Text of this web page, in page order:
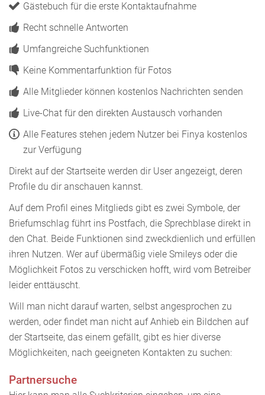
Gästebuch für die erste Kontaktaufnahme
Recht schnelle Antworten
Umfangreiche Suchfunktionen
Keine Kommentarfunktion für Fotos
Alle Mitglieder können kostenlos Nachrichten senden
Live-Chat für den direkten Austausch vorhanden
Alle Features stehen jedem Nutzer bei Finya kostenlos
zur Verfügung
Direkt auf der Startseite werden dir User angezeigt, deren
Profile du dir anschauen kannst.
Auf dem Profil eines Mitglieds gibt es zwei Symbole, der
Briefumschlag führt ins Postfach, die Sprechblase direkt in
den Chat. Beide Funktionen sind zweckdienlich und erfüllen
ihren Nutzen. Wer auf übermäßig viele Smileys oder die
Möglichkeit Fotos zu verschicken hofft, wird vom Betreiber
leider enttäuscht.
Will man nicht darauf warten, selbst angesprochen zu
werden, oder findet man nicht auf Anhieb ein Bildchen auf
der Startseite, das einem gefällt, gibt es hier diverse
Möglichkeiten, nach geeigneten Kontakten zu suchen:
Partnersuche